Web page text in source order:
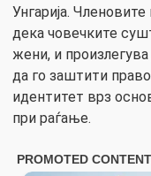
Унгарија.
дека човечките
жени, и
да го заштити
идентитет врз
при раѓање.